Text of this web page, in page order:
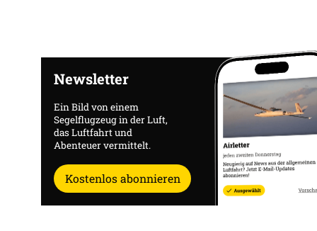
Newsletter
Ein Bild von einem
Segelflugzeug in der Luft,
das Luftfahrt und
Abenteuer vermittelt.
Kostenlos abonnieren